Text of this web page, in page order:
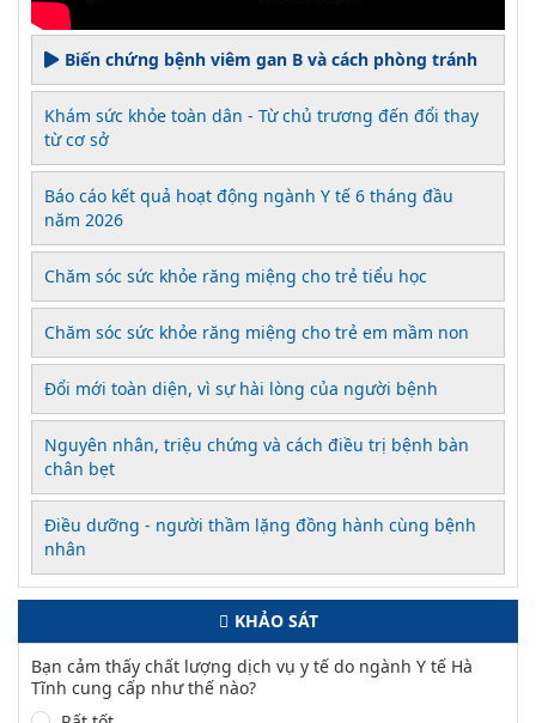
Biến chứng bệnh viêm gan B và cách phòng tránh
Khám sức khỏe toàn dân - Từ chủ trương đến đổi thay
từ cơ sở
Báo cáo kết quả hoạt động ngành Y tế 6 tháng đầu
năm 2026
Chăm sóc sức khỏe răng miệng cho trẻ tiểu học
Chăm sóc sức khỏe răng miệng cho trẻ em mầm non
Đổi mới toàn diện, vì sự hài lòng của người bệnh
Nguyên nhân, triệu chứng và cách điều trị bệnh bàn
chân bẹt
Điều dưỡng - người thầm lặng đồng hành cùng bệnh
nhân
KHẢO SÁT
Bạn cảm thấy chất lượng dịch vụ y tế do ngành Y tế Hà
Tĩnh cung cấp như thế nào?